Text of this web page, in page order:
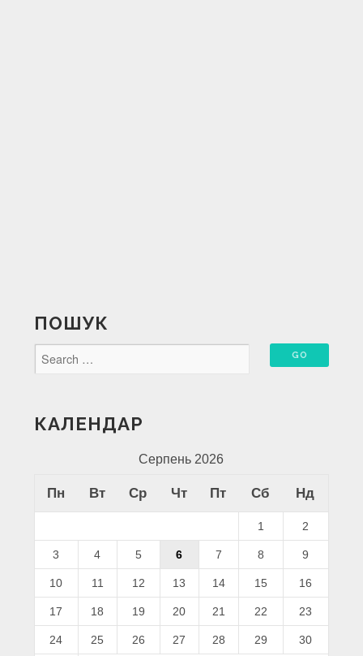
ПОШУК
КАЛЕНДАР
Серпень 2026
Пн Вт Ср Чт Пт Сб Нд
1 2
3 4 5 6 7 8 9
10 11 12 13 14 15 16
17 18 19 20 21 22 23
24 25 26 27 28 29 30